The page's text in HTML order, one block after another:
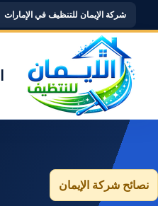
شركة الإيمان للتنظيف في الإمارات |
نصائح شركة الإيمان